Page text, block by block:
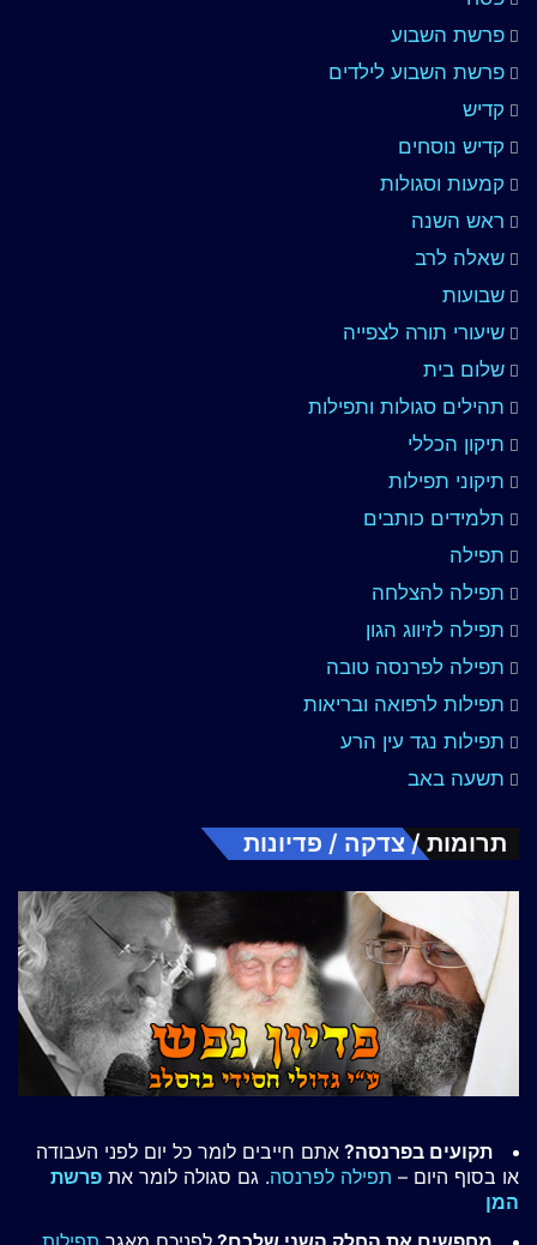
פרשת השבוע
פרשת השבוע לילדים
קדיש
קדיש נוסחים
קמעות וסגולות
ראש השנה
שאלה לרב
שבועות
שיעורי תורה לצפייה
שלום בית
תהילים סגולות ותפילות
תיקון הכללי
תיקוני תפילות
תלמידים כותבים
תפילה
תפילה להצלחה
תפילה לזיווג הגון
תפילה לפרנסה טובה
תפילות לרפואה ובריאות
תפילות נגד עין הרע
תשעה באב
תרומות / צדקה / פדיונות
תקועים בפרנסה? אתם חייבים לומר כל יום לפני העבודה
או בסוף היום – תפילה לפרנסה. גם סגולה לומר את פרשת
המן